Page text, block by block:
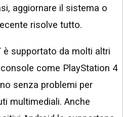
aggiornare il sistema o
risolve tutto.
è supportato da molti altri
come PlayStation 4
senza problemi per
multimediali. Anche